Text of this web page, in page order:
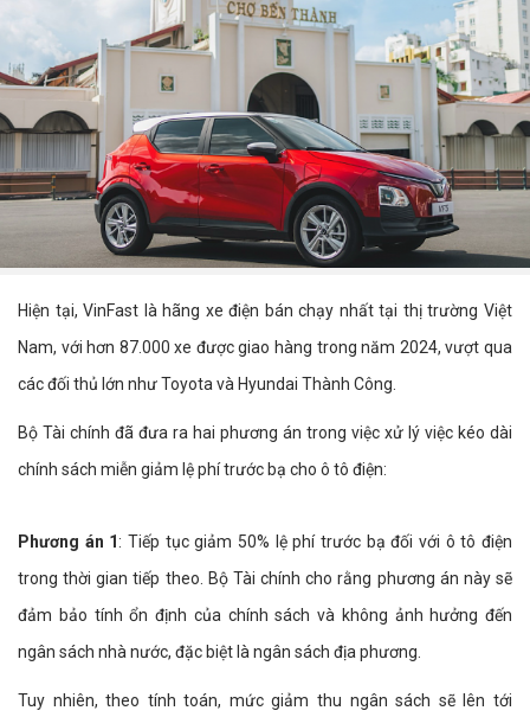
Hiện tại, VinFast là hãng xe điện bán chạy nhất tại thị trường Việt
Nam, với hơn 87.000 xe được giao hàng trong năm 2024, vượt qua
các đối thủ lớn như Toyota và Hyundai Thành Công.
Bộ Tài chính đã đưa ra hai phương án trong việc xử lý việc kéo dài
chính sách miễn giảm lệ phí trước bạ cho ô tô điện:
Phương án 1 : Tiếp tục giảm 50% lệ phí trước bạ đối với ô tô điện
trong thời gian tiếp theo. Bộ Tài chính cho rằng phương án này sẽ
đảm bảo tính ổn định của chính sách và không ảnh hưởng đến
ngân sách nhà nước, đặc biệt là ngân sách địa phương.
Tuy nhiên, theo tính toán, mức giảm thu ngân sách sẽ lên tới